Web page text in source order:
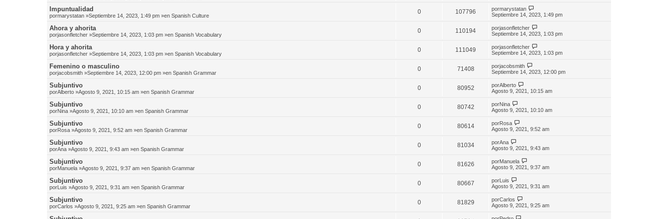
Impuntualidad
pormarystatan »Septiembre 14, 2023, 1:49 pm »en Spanish Culture
0 107796 pormarystatan
Septiembre 14, 2023, 1:49 pm
Ahora y ahorita
porjasonfletcher »Septiembre 14, 2023, 1:03 pm »en Spanish Vocabulary
0 110194 porjasonfletcher
Septiembre 14, 2023, 1:03 pm
Hora y ahorita
porjasonfletcher »Septiembre 14, 2023, 1:03 pm »en Spanish Vocabulary
0 111049 porjasonfletcher
Septiembre 14, 2023, 1:03 pm
Femenino o masculino
porjacobsmith »Septiembre 14, 2023, 12:00 pm »en Spanish Grammar
0 71408 porjacobsmith
Septiembre 14, 2023, 12:00 pm
Subjuntivo
porAlberto »Agosto 9, 2021, 10:15 am »en Spanish Grammar
0 80952 porAlberto
Agosto 9, 2021, 10:15 am
Subjuntivo
porNina »Agosto 9, 2021, 10:10 am »en Spanish Grammar
0 80742 porNina
Agosto 9, 2021, 10:10 am
Subjuntivo
porRosa »Agosto 9, 2021, 9:52 am »en Spanish Grammar
0 80614 porRosa
Agosto 9, 2021, 9:52 am
Subjuntivo
porAna »Agosto 9, 2021, 9:43 am »en Spanish Grammar
0 81034 porAna
Agosto 9, 2021, 9:43 am
Subjuntivo
porManuela »Agosto 9, 2021, 9:37 am »en Spanish Grammar
0 81626 porManuela
Agosto 9, 2021, 9:37 am
Subjuntivo
porLuis »Agosto 9, 2021, 9:31 am »en Spanish Grammar
0 80667 porLuis
Agosto 9, 2021, 9:31 am
Subjuntivo
porCarlos »Agosto 9, 2021, 9:25 am »en Spanish Grammar
0 81829 porCarlos
Agosto 9, 2021, 9:25 am